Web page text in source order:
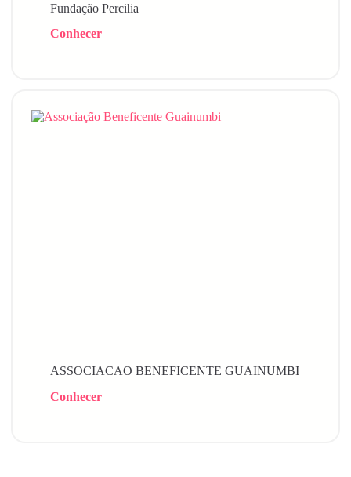
Fundação Percilia
Conhecer
ASSOCIACAO BENEFICENTE GUAINUMBI
Conhecer